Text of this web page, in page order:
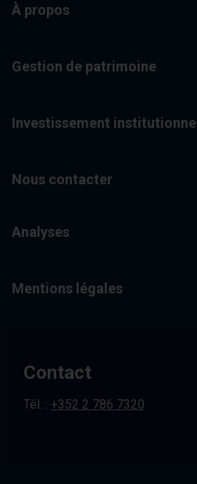
À propos
Gestion de patrimoine
Investissement institutionnel
Nous contacter
Analyses
Mentions légales
Contact
Tél. : +352 2 786 7320